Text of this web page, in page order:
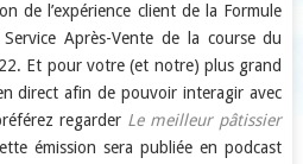
de l’expérience client de la Formule
Après-Vente de la course du
Et pour votre (et notre) plus grand
direct afin de pouvoir interagir avec
regarder Le meilleur pâtissier
émission sera publiée en podcast